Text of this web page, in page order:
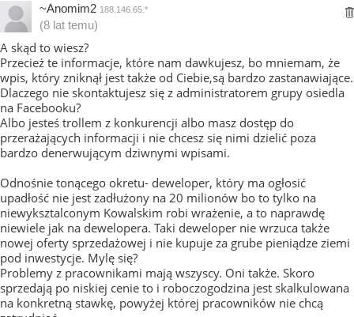
~Anomim2 188.146.65.*
(8 lat temu)
A skąd to wiesz?
Przecież te informacje, które nam dawkujesz, bo mniemam, że
wpis, który zniknął jest także od Ciebie,są bardzo zastanawiające.
Dlaczego nie skontaktujesz się z administratorem grupy osiedla
na Facebooku?
Albo jesteś trollem z konkurencji albo masz dostęp do
przerażających informacji i nie chcesz się nimi dzielić poza
bardzo denerwującym dziwnymi wpisami.
Odnośnie tonącego okretu- deweloper, który ma ogłosić
upadłość nie jest zadłużony na 20 milionów bo to tylko na
niewyksztalconym Kowalskim robi wrażenie, a to naprawdę
niewiele jak na dewelopera. Taki deweloper nie wrzuca także
nowej oferty sprzedażowej i nie kupuje za grube pieniądze ziemi
pod inwestycje. Mylę się?
Problemy z pracownikami mają wszyscy. Oni także. Skoro
sprzedają po niskiej cenie to i roboczogodzina jest skalkulowana
na konkretną stawkę, powyżej której pracowników nie chcą